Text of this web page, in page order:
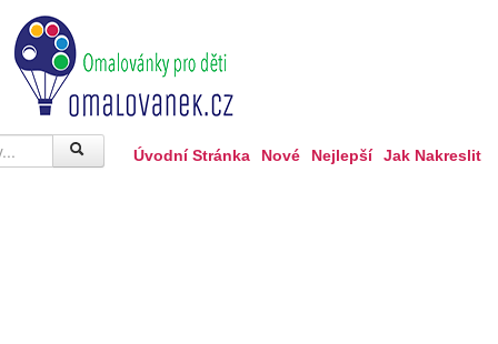
Úvodní Stránka Nové Nejlepší Jak Nakreslit